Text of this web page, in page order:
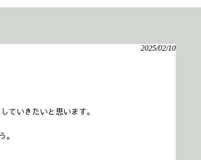
2025/02/10
ていきたいと思います。